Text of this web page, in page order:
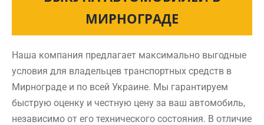
МИРНОГРАДЕ
Наша компания предлагает максимально выгодные
условия для владельцев транспортных средств в
Мирнограде и по всей Украине. Мы гарантируем
быструю оценку и честную цену за ваш автомобиль,
независимо от его технического состояния. В отличие